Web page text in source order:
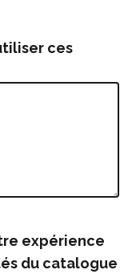
ces
expérience
du catalogue